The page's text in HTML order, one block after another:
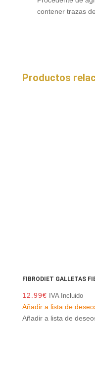
contener trazas
Productos
FIBRODIET GALLETAS
12.99€ IVA Incluido
Añadir a lista de
Añadir a lista de